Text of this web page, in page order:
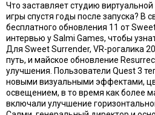
Что заставляет студию
игры спустя годы после запуска? В
бесплатного обновления 11 от
интервью у Salmi Games, чтобы
Для Sweet Surrender, VR-рогалика
путь, и майское обновление
улучшения. Пользователи Quest 3
новыми визуальными эффектами,
освещением, в то время как более
включали улучшение